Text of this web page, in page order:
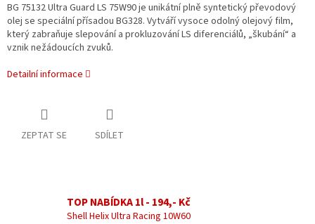
BG 75132 Ultra Guard LS 75W90je unikátní plně syntetický převodový
olej se speciální přísadou BG328. Vytváří vysoce odolný olejový film,
který zabraňuje slepování a prokluzování LS diferenciálů, „škubání“ a
vznik nežádoucích zvuků.
Detailní informace
ZEPTAT SE SDÍLET
TOP NABÍDKA 1l - 194,- Kč
Shell Helix Ultra Racing 10W60